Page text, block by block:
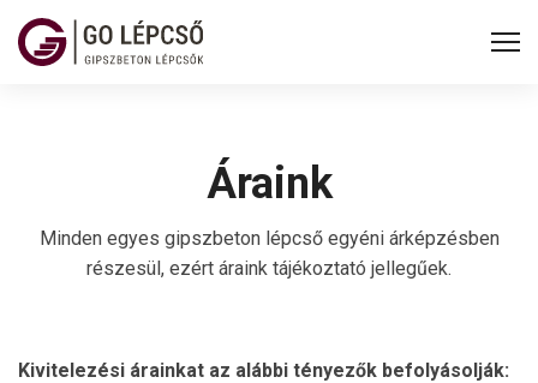
Áraink
Minden egyes gipszbeton lépcső egyéni árképzésben
részesül, ezért áraink tájékoztató jellegűek.
Kivitelezési árainkat az alábbi tényezők befolyásolják: